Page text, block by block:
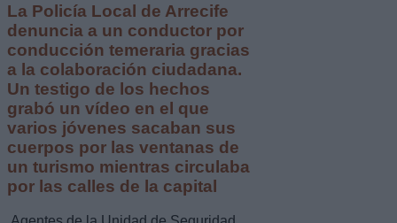
La Policía Local de Arrecife
denuncia a un conductor por
conducción temeraria gracias
a la colaboración ciudadana.
Un testigo de los hechos
grabó un vídeo en el que
varios jóvenes sacaban sus
cuerpos por las ventanas de
un turismo mientras circulaba
por las calles de la capital